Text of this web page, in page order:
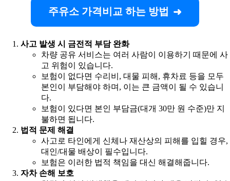
주유소 가격비교 하는 방법
사고 발생 시 금전적 부담 완화
차량 공유 서비스는 여러 사람이 이용하기 때문에 사
고 위험이 있습니다.
보험이 없다면 수리비, 대물 피해, 휴차료 등을 모두
본인이 부담해야 하며, 이는 큰 금액이 될 수 있습니
다.
보험이 있다면 본인 부담금(대개 30만 원 수준)만 지
불하면 됩니다.
법적 문제 해결
사고로 타인에게 신체나 재산상의 피해를 입힐 경우,
대인/대물 배상이 필수입니다.
보험은 이러한 법적 책임을 대신 해결해줍니다.
자차 손해 보호